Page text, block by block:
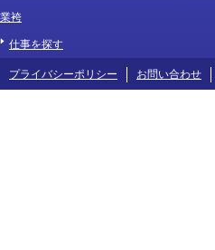
業袴
仕事を探す
プライバシーポリシー お問い合わせ